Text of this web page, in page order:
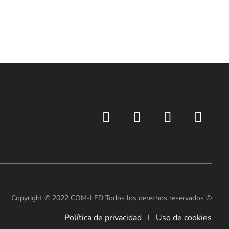
Copyright © 2022 COM-LED Todos los derechos reservados ©
Política de privacidad I Uso de cookies